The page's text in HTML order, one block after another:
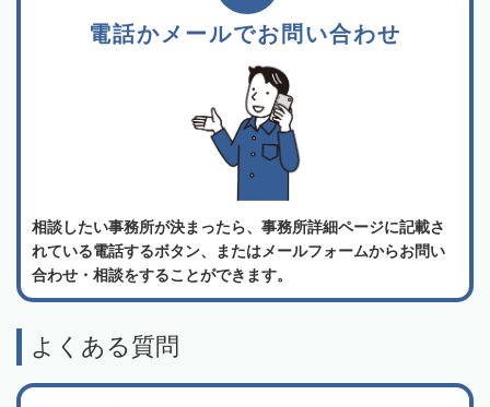
電話かメールでお問い合わせ
相談したい事務所が決まったら、事務所詳細ページに記載さ
れている電話するボタン、またはメールフォームからお問い
合わせ・相談をすることができます。
よくある質問